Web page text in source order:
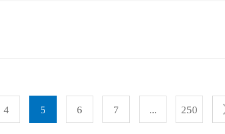
4 5 6 7 ... 250